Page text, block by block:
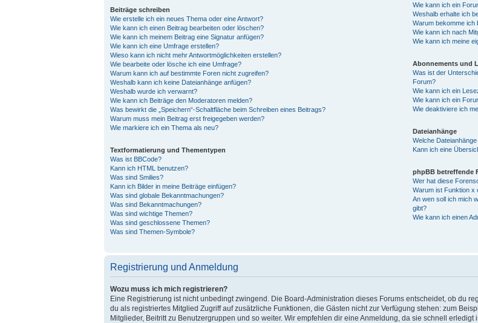
Beiträge schreiben
Wie erstelle ich ein neues Thema oder eine Antwort?
Wie kann ich einen Beitrag bearbeiten oder löschen?
Wie kann ich meinem Beitrag eine Signatur anfügen?
Wie kann ich eine Umfrage erstellen?
Wieso kann ich nicht mehr Antwortmöglichkeiten erstellen?
Wie bearbeite oder lösche ich eine Umfrage?
Warum kann ich auf bestimmte Foren nicht zugreifen?
Weshalb kann ich keine Dateianhänge anfügen?
Weshalb wurde ich verwarnt?
Wie kann ich Beiträge den Moderatoren melden?
Was bewirkt die „Speichern“-Schaltfläche beim Schreiben eines Beitrags?
Warum muss mein Beitrag erst freigegeben werden?
Wie markiere ich ein Thema als neu?
Textformatierung und Thementypen
Was ist BBCode?
Kann ich HTML benutzen?
Was sind Smilies?
Kann ich Bilder in meine Beiträge einfügen?
Was sind globale Bekanntmachungen?
Was sind Bekanntmachungen?
Was sind wichtige Themen?
Was sind geschlossene Themen?
Was sind Themen-Symbole?
Wie kann ich ein
Weshalb erhalte ich
Warum bekomme ich
Wie kann ich nach
Wie kann ich meine
Abonnements und
Was ist der
Forum?
Wie kann ich ein
Wie kann ich ein
Wie deaktiviere ich
Dateianhänge
Welche
Kann ich eine
phpBB betreffende
Wer hat diese
Warum ist Funktion x
An wen soll ich mich
gibt?
Wie kann ich einen
Registrierung und Anmeldung
Wozu muss ich mich registrieren?
Eine Registrierung ist nicht unbedingt zwingend. Die Board-Administration dieses Forums entscheidet, ob du
du als registriertes Mitglied Zugriff auf zusätzliche Funktionen, die Gästen nicht zur Verfügung stehen: zum
Mitglieder, Beitritt zu Benutzergruppen und so weiter. Wir empfehlen dir eine Anmeldung, da sie schnell erledigt